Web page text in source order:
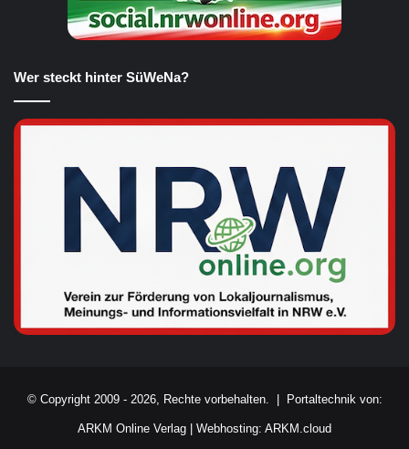
Wer steckt hinter SüWeNa?
© Copyright 2009 - 2026, Rechte vorbehalten. | Portaltechnik von:
ARKM Online Verlag Webhosting: ARKM.cloud